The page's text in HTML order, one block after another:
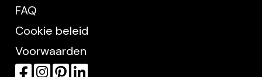
FAQ
Cookie beleid
Voorwaarden